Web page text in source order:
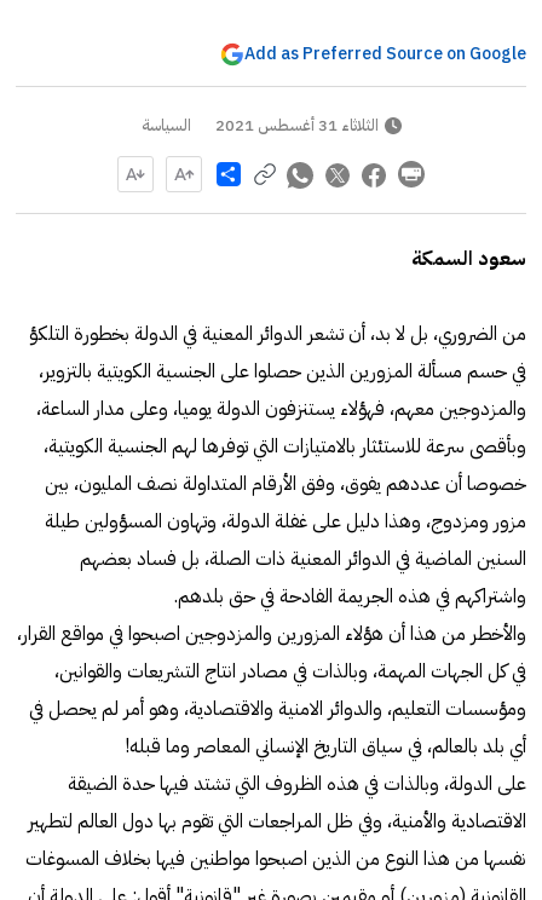
Add as Preferred Source on Google
الثلاثاء 31 أغسطس 2021 السياسة
Share
سعود السمكة
من الضروري، بل لا بد، أن تشعر الدوائر المعنية في الدولة بخطورة التلكؤ
في حسم مسألة المزورين الذين حصلوا على الجنسية الكويتية بالتزوير،
والمزدوجين معهم، فهؤلاء يستنزفون الدولة يوميا، وعلى مدار الساعة،
وبأقصى سرعة للاستئثار بالامتيازات التي توفرها لهم الجنسية الكويتية،
خصوصا أن عددهم يفوق، وفق الأرقام المتداولة نصف المليون، بين
مزور ومزدوج، وهذا دليل على غفلة الدولة، وتهاون المسؤولين طيلة
السنين الماضية في الدوائر المعنية ذات الصلة، بل فساد بعضهم
واشتراكهم في هذه الجريمة الفادحة في حق بلدهم.
والأخطر من هذا أن هؤلاء المزورين والمزدوجين اصبحوا في مواقع القرار،
في كل الجهات المهمة، وبالذات في مصادر انتاج التشريعات والقوانين،
ومؤسسات التعليم، والدوائر الامنية والاقتصادية، وهو أمر لم يحصل في
أي بلد بالعالم، في سياق التاريخ الإنساني المعاصر وما قبله!
على الدولة، وبالذات في هذه الظروف التي تشتد فيها حدة الضيقة
الاقتصادية والأمنية، وفي ظل المراجعات التي تقوم بها دول العالم لتطهير
نفسها من هذا النوع من الذين اصبحوا مواطنين فيها بخلاف المسوغات